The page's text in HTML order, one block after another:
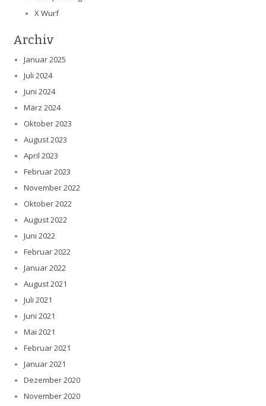
X Wurf
Archiv
Januar 2025
Juli 2024
Juni 2024
März 2024
Oktober 2023
August 2023
April 2023
Februar 2023
November 2022
Oktober 2022
August 2022
Juni 2022
Februar 2022
Januar 2022
August 2021
Juli 2021
Juni 2021
Mai 2021
Februar 2021
Januar 2021
Dezember 2020
November 2020